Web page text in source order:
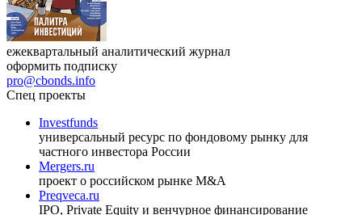
оформить подписку
pro@cbonds.info
Спец проекты
Investfunds
универсальный ресурс по фондовому рынку для
частного инвестора России